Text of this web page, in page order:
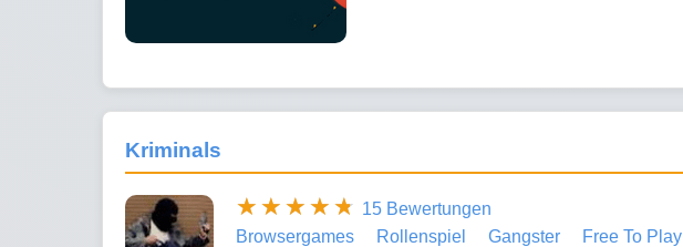
Kriminals
15 Bewertungen
Browsergames
Rollenspiel Gangster Free To Play